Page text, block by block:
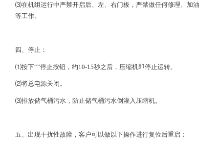
⑶在机组运行中严禁开启后、左、右门板，严禁做任何修理、加油
等工作。
四、停止：
⑴按下“”停止按钮，约10-15秒之后，压缩机即停止运转。
⑵将总电源关闭。
⑶排放储气桶污水，防止储气桶污水倒灌入压缩机。
五、出现干扰性故障，客户可以做以下操作进行复位后重启：